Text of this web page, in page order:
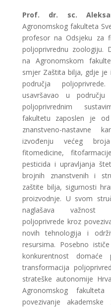
Prof. dr. sc.
Agronomskog fakulteta
profesor na Odsjeku za
poljoprivrednu zoologiju.
na Agronomskom
smjer Zaštita bilja, gdje je
područja
usavršavao u području
poljoprivrednim
fakultetu zaposlen je
znanstveno-nastavne
izvođenju većeg
fitomedicine,
pesticida i upravljanja
brojnih znanstvenih i
zaštite bilja, sigurnosti
proizvodnje. U svom
naglašava važnost
poljoprivrede kroz
novih tehnologija i
resursima. Posebno
konkurentnost domaće
transformacija
strateške autonomije
Agronomskog
povezivanje akademske